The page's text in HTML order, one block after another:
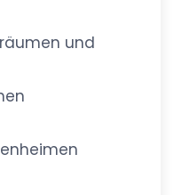
und